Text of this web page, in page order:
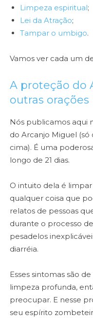
Limpeza espiritual;
Lei da Atração;
Tampar o umbigo.
Vamos ver cada um
A proteção do
outras orações
Nós publicamos aqui
do Arcanjo Miguel (só
cima). É uma
longo de 21 dias.
O intuito dela é
qualquer coisa que
relatos de pessoas
durante o processo
pesadelos
diarréia.
Esses sintomas são
limpeza profunda,
preocupar. E nesse
seu espírito